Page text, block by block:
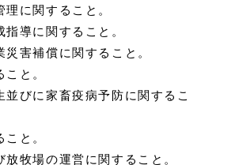
に関すること。
導に関すること。
害補償に関すること。
と。
びに家畜疫病予防に関するこ
と。
牧場の運営に関すること。